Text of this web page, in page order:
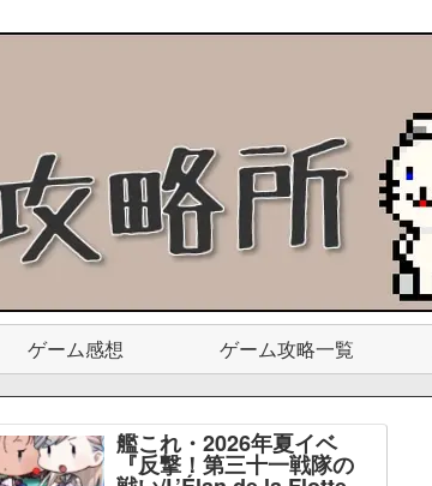
ゲーム感想 ゲーム攻略一覧
艦これ・2026年夏イベ
『反撃！第三十一戦隊の